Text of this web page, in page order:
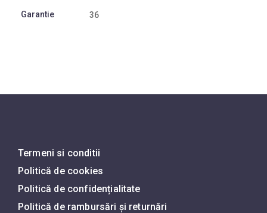
Garantie 36
Termeni si conditii
Politică de cookies
Politică de confidențialitate
Politică de rambursări și returnări